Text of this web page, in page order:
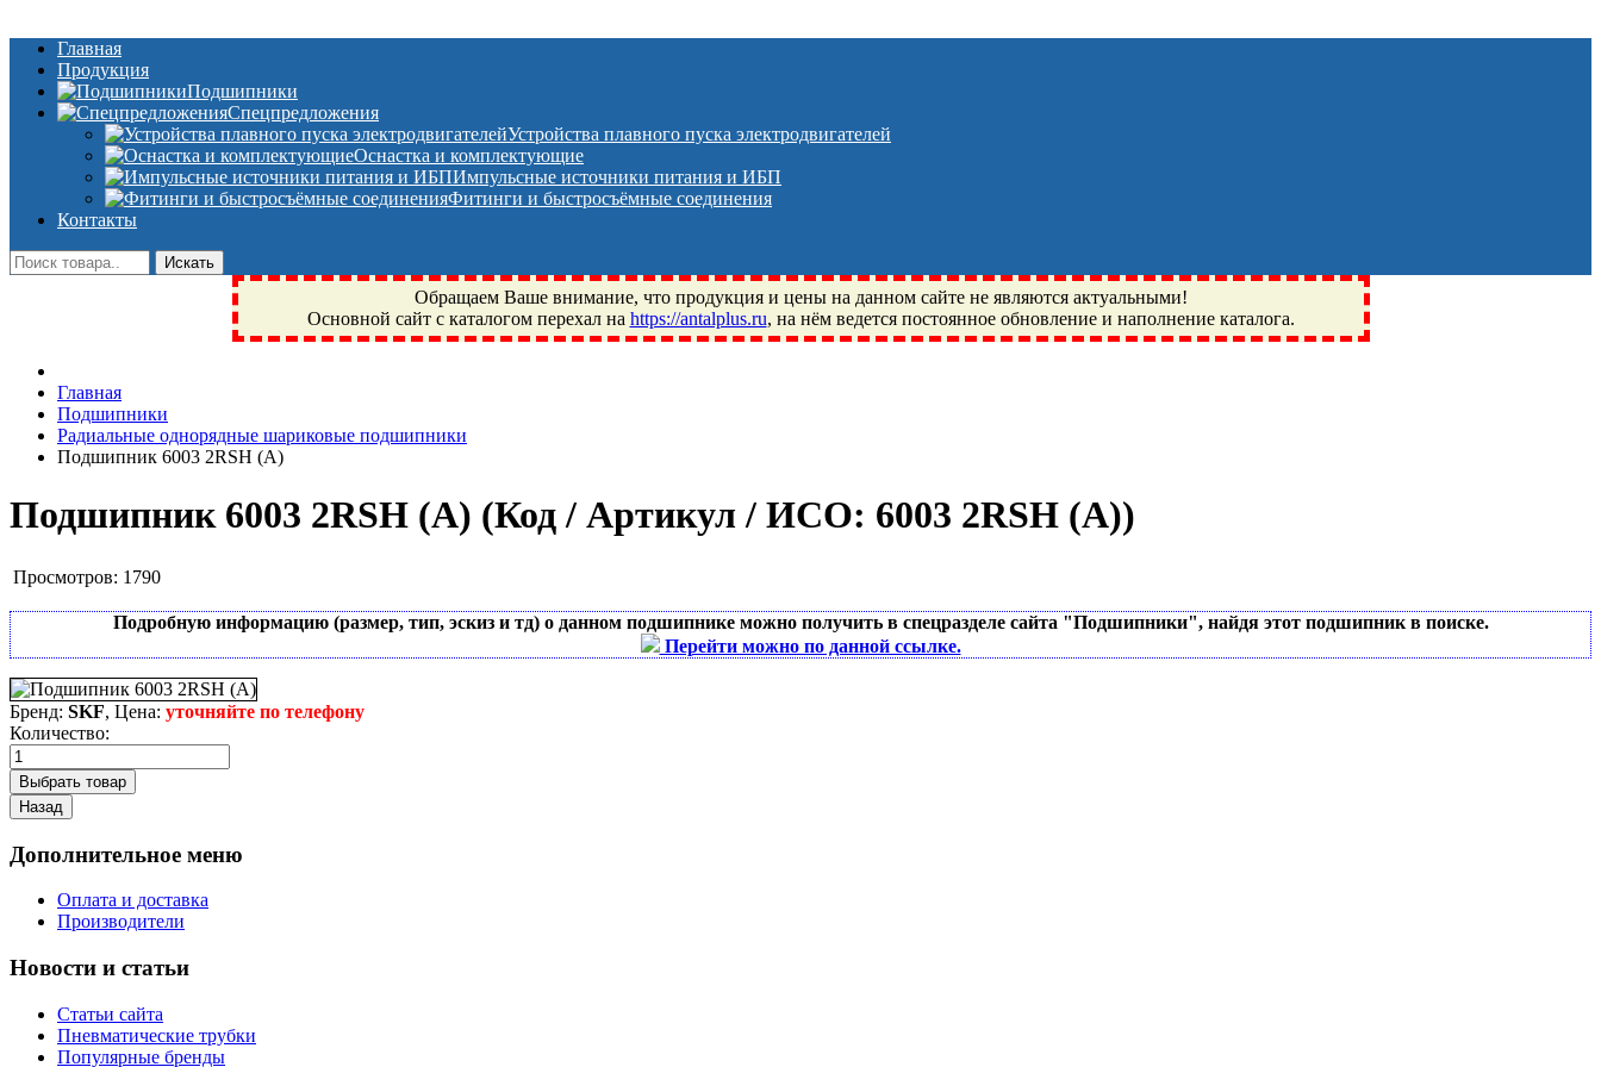
Главная
Продукция
Подшипники
Спецпредложения
Устройства плавного пуска электродвигателей
Оснастка и комплектующие
Импульсные источники питания и ИБП
Фитинги и быстросъёмные соединения
Контакты
Обращаем Ваше внимание, что продукция и цены на данном сайте не являются актуальными!
Основной сайт с каталогом перехал на https://antalplus.ru, на нём ведется постоянное обновление и наполнение каталога.
Фрязино, Антал+, плюс, Свердловский, Загорянский, Юбилейный, Щелково, Москва, Пушкино, Королёв, Балашиха, Фряново, Монино, Ивантеевка, подшипники, пневматика, метизы,
техника, сварочные аппараты, NIS, NSK, JED, KPT, NXZ, ГПЗ, Neutral, WHX, ZWZ, CRAFT, СПЗ-4, NECTECH, KG, LQY, DPI, BSN, SPZ, РФ, BMZ, ХАРП, CX, РОЛТОМ, APZ, FBJ, KYK,
NTN, SKF, купить, заказать
Главная
Подшипники
Радиальные однорядные шариковые подшипники
Подшипник 6003 2RSH (А)
Подшипник 6003 2RSH (А) (Код / Артикул / ИСО: 6003 2RSH (А))
Просмотров: 1790
Подробную информацию (размер, тип, эскиз и тд) о данном подшипнике можно получить в спецразделе сайта "Подшипники", найдя этот подшипник в поиске.
Перейти можно по данной ссылке.
Бренд: SKF, Цена: уточняйте по телефону
Количество:
Дополнительное меню
Оплата и доставка
Производители
Новости и статьи
Статьи сайта
Пневматические трубки
Популярные бренды